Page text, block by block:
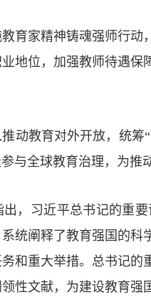
家精神铸魂强师行动
地位，加强教师待遇
教育对外开放，统筹“
与全球教育治理，为推
习近平总书记的重要
统阐释了教育强国的
和重大举措。总书记
性文献，为建设教育